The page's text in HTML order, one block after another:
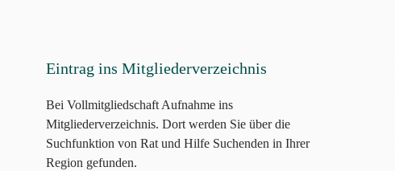
Eintrag ins Mitgliederverzeichnis
Bei Vollmitgliedschaft Aufnahme ins
Mitgliederverzeichnis. Dort werden Sie über die
Suchfunktion von Rat und Hilfe Suchenden in Ihrer
Region gefunden.